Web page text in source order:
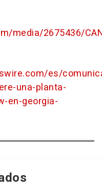
media/2675436/
es/
una-planta-
en-georgia-